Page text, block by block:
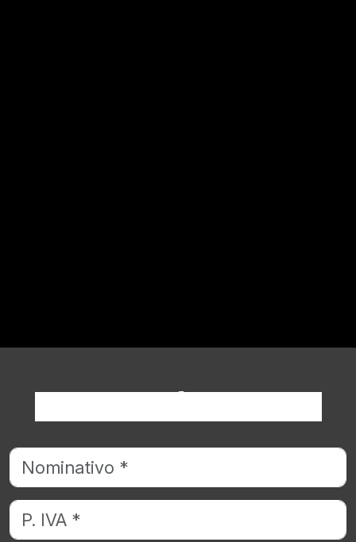
Richiedi informazioni